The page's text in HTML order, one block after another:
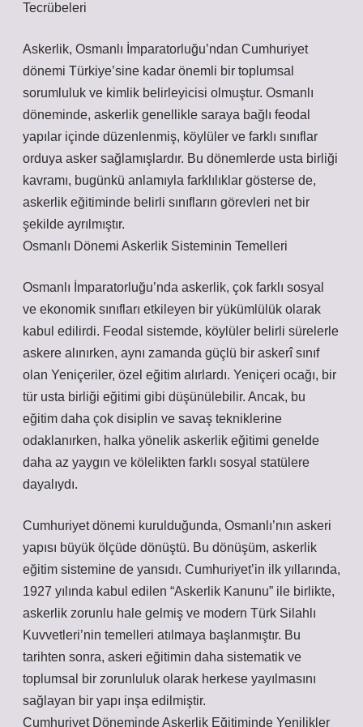
Tecrübeleri
Askerlik, Osmanlı İmparatorluğu’ndan Cumhuriyet
dönemi Türkiye’sine kadar önemli bir toplumsal
sorumluluk ve kimlik belirleyicisi olmuştur. Osmanlı
döneminde, askerlik genellikle saraya bağlı feodal
yapılar içinde düzenlenmiş, köylüler ve farklı sınıflar
orduya asker sağlamışlardır. Bu dönemlerde usta birliği
kavramı, bugünkü anlamıyla farklılıklar gösterse de,
askerlik eğitiminde belirli sınıfların görevleri net bir
şekilde ayrılmıştır.
Osmanlı Dönemi Askerlik Sisteminin Temelleri
Osmanlı İmparatorluğu’nda askerlik, çok farklı sosyal
ve ekonomik sınıfları etkileyen bir yükümlülük olarak
kabul edilirdi. Feodal sistemde, köylüler belirli sürelerle
askere alınırken, aynı zamanda güçlü bir askerî sınıf
olan Yeniçeriler, özel eğitim alırlardı. Yeniçeri ocağı, bir
tür usta birliği eğitimi gibi düşünülebilir. Ancak, bu
eğitim daha çok disiplin ve savaş tekniklerine
odaklanırken, halka yönelik askerlik eğitimi genelde
daha az yaygın ve kölelikten farklı sosyal statülere
dayalıydı.
Cumhuriyet dönemi kurulduğunda, Osmanlı’nın askeri
yapısı büyük ölçüde dönüştü. Bu dönüşüm, askerlik
eğitim sistemine de yansıdı. Cumhuriyet’in ilk yıllarında,
1927 yılında kabul edilen “Askerlik Kanunu” ile birlikte,
askerlik zorunlu hale gelmiş ve modern Türk Silahlı
Kuvvetleri’nin temelleri atılmaya başlanmıştır. Bu
tarihten sonra, askeri eğitimin daha sistematik ve
toplumsal bir zorunluluk olarak herkese yayılmasını
sağlayan bir yapı inşa edilmiştir.
Cumhuriyet Döneminde Askerlik Eğitiminde Yenilikler